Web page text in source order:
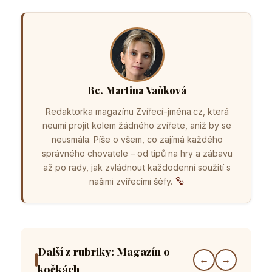
Bc. Martina Vaňková
Redaktorka magazínu Zvířecí-jména.cz, která
neumí projít kolem žádného zvířete, aniž by se
neusmála. Píše o všem, co zajímá každého
správného chovatele – od tipů na hry a zábavu
až po rady, jak zvládnout každodenní soužití s
našimi zvířecími šéfy.
Další z rubriky: Magazín o
kočkách
← →